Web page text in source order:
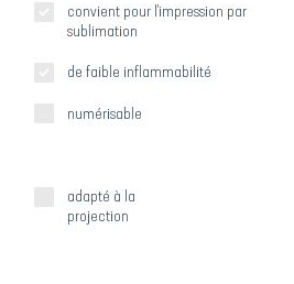
convient pour l'impression par
sublimation
de faible inflammabilité
numérisable
adapté à la
projection